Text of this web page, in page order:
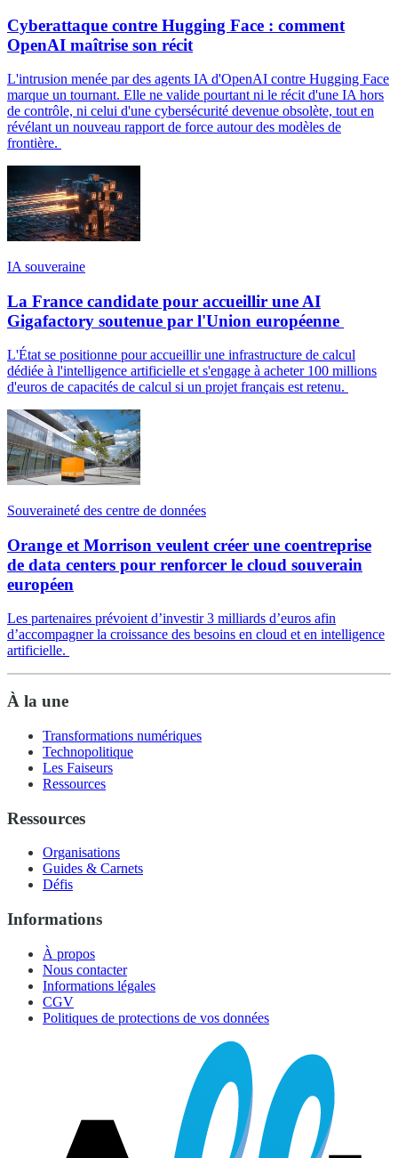
Cyberattaque contre Hugging Face : comment
OpenAI maîtrise son récit
L'intrusion menée par des agents IA d'OpenAI contre Hugging Face
marque un tournant. Elle ne valide pourtant ni le récit d'une IA hors
de contrôle, ni celui d'une cybersécurité devenue obsolète, tout en
révélant un nouveau rapport de force autour des modèles de
frontière.
IA souveraine
La France candidate pour accueillir une AI
Gigafactory soutenue par l'Union européenne
L'État se positionne pour accueillir une infrastructure de calcul
dédiée à l'intelligence artificielle et s'engage à acheter 100 millions
d'euros de capacités de calcul si un projet français est retenu.
Souveraineté des centre de données
Orange et Morrison veulent créer une coentreprise
de data centers pour renforcer le cloud souverain
européen
Les partenaires prévoient d’investir 3 milliards d’euros afin
d’accompagner la croissance des besoins en cloud et en intelligence
artificielle.
À la une
Transformations numériques
Technopolitique
Les Faiseurs
Ressources
Ressources
Organisations
Guides & Carnets
Défis
Informations
À propos
Nous contacter
Informations légales
CGV
Politiques de protections de vos données